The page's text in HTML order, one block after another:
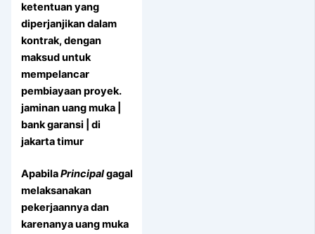
ketentuan yang
diperjanjikan dalam
kontrak, dengan
maksud untuk
mempelancar
pembiayaan proyek.
jaminan uang muka |
bank garansi | di
jakarta timur
ApabilaPrincipalgagal
melaksanakan
pekerjaannya dan
karenanya uang muka